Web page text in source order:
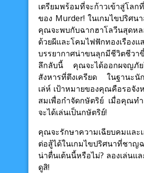
เตรียมพร้อมที่จะก้าวเข้าสู่โลก
ของ Murder! ในเกมไขปริศน
คุณจะพบกับฉากฮาโลวีนสุดหล
ด้วยผีและโคมไฟฟักทองเรืองแ
บรรยากาศน่าขนลุกมีชีวิตชีว
ลึกลับนี้ คุณจะได้ออกผจญภัย
สังหารที่ตึงเครียด ในฐานะนั
เล่ห์ เป้าหมายของคุณคือรอจัง
สมเพื่อกำจัดกษัตริย์ เมื่อคุณท
จะได้เล่นเป็นกษัตริย์!
คุณจะรักษาความเฉียบคมและ
ต่อสู้ได้ในเกมไขปริศนาที่ชาญ
น่าตื่นเต้นนี้หรือไม่? ลองเล่นแ
ดูสิ!